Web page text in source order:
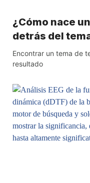
¿Cómo nace
detrás del
Encontrar un tema de
resultado